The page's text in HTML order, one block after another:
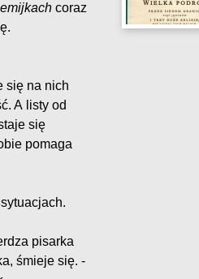
coraz
się na nich
A listy od
się
pomaga
sytuacjach.
pisarka
śmieje się. -